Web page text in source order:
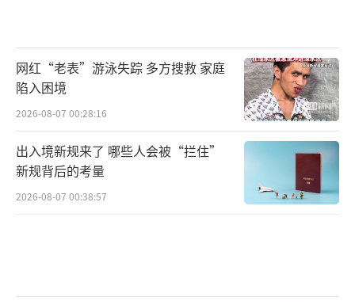
网红“老表”游泳失踪 多方搜救 家庭
陷入困境
2026-08-07 00:28:16
出入境新规来了 哪些人会被“拦住”
新规背后的考量
2026-08-07 00:38:57